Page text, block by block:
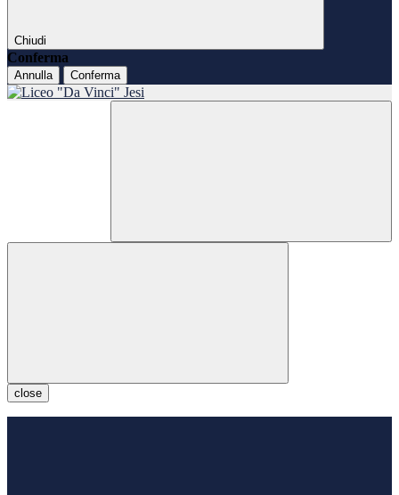
Chiudi
Conferma
Annulla Conferma
close